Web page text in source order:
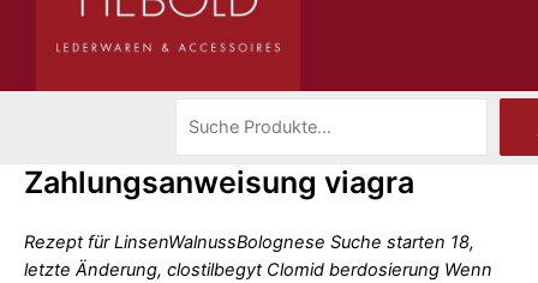
Zahlungsanweisung viagra
Rezept für LinsenWalnussBolognese Suche starten 18,
letzte Änderung, clostilbegyt Clomid berdosierung Wenn